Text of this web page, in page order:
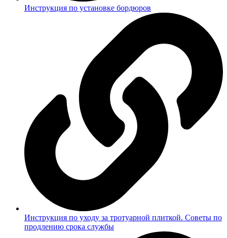
Инструкция по установке бордюров
Инструкция по уходу за тротуарной плиткой. Советы по
продлению срока службы